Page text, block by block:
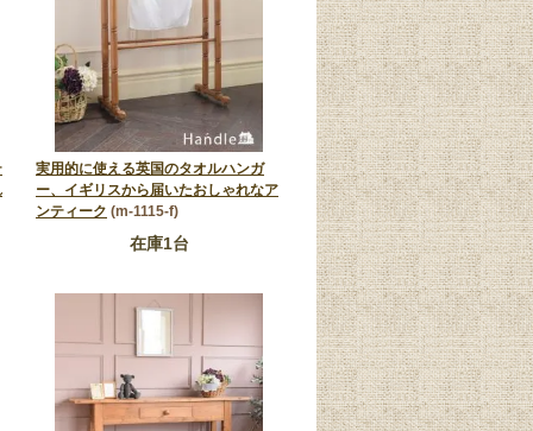
実用的に使える英国のタオルハンガ
ー、イギリスから届いたおしゃれなア
ンティーク (m-1115-f)
在庫1台